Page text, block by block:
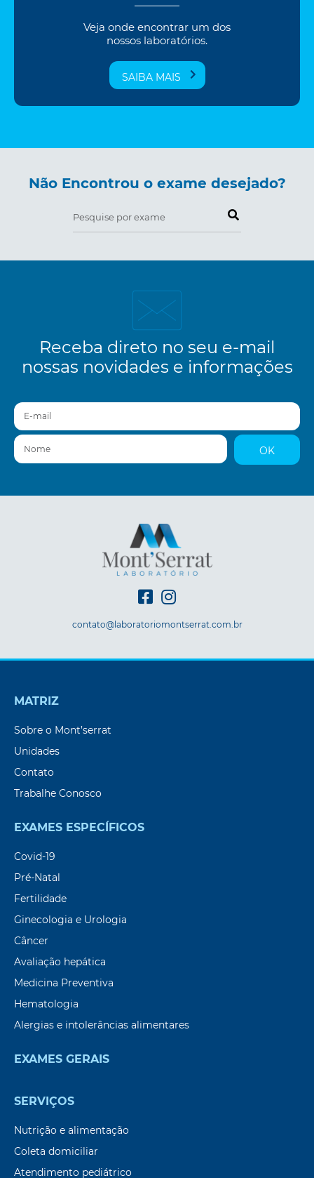
Veja onde encontrar um dos
nossos laboratórios.
SAIBA MAIS
Não Encontrou o exame desejado?
Pesquise por exame
Receba direto no seu e-mail
nossas novidades e informações
E-mail
Nome
OK
contato@laboratoriomontserrat.com.br
MATRIZ
Sobre o Mont’serrat
Unidades
Contato
Trabalhe Conosco
EXAMES ESPECÍFICOS
Covid-19
Pré-Natal
Fertilidade
Ginecologia e Urologia
Câncer
Avaliação hepática
Medicina Preventiva
Hematologia
Alergias e intolerâncias alimentares
EXAMES GERAIS
SERVIÇOS
Nutrição e alimentação
Coleta domiciliar
Atendimento pediátrico